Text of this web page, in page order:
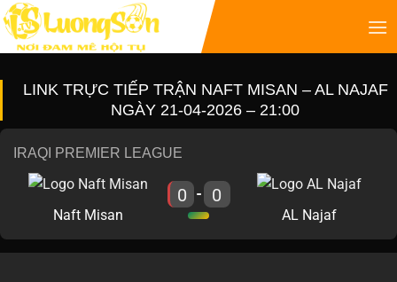
LINK TRỰC TIẾP TRẬN NAFT MISAN – AL NAJAF
NGÀY 21-04-2026 – 21:00
IRAQI PREMIER LEAGUE
Naft Misan
0 - 0
AL Najaf